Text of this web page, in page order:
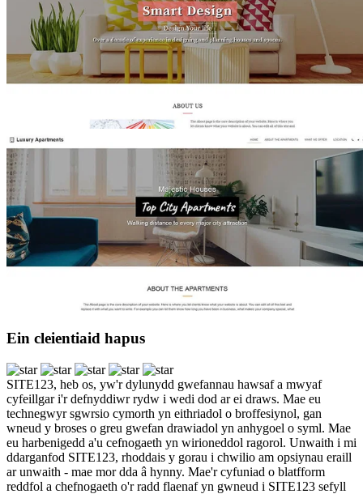
Ein cleientiaid hapus
SITE123, heb os, yw'r dylunydd gwefannau hawsaf a mwyaf
cyfeillgar i'r defnyddiwr rydw i wedi dod ar ei draws. Mae eu
technegwyr sgwrsio cymorth yn eithriadol o broffesiynol, gan
wneud y broses o greu gwefan drawiadol yn anhygoel o syml. Mae
eu harbenigedd a'u cefnogaeth yn wirioneddol ragorol. Unwaith i mi
ddarganfod SITE123, rhoddais y gorau i chwilio am opsiynau eraill
ar unwaith - mae mor dda â hynny. Mae'r cyfuniad o blatfform
reddfol a chefnogaeth o'r radd flaenaf yn gwneud i SITE123 sefyll